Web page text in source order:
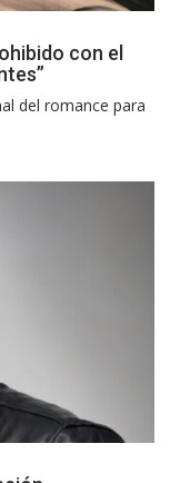
con el
del romance para